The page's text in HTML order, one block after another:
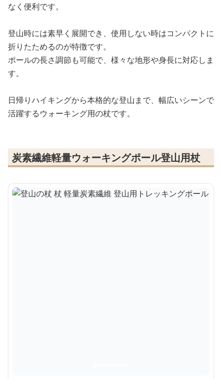
なく便利です。
登山時には素早く展開でき、使用しない時はコンパクトに
折りたためるのが特徴です。
ポールの長さ調節も可能で、様々な地形や身長に対応しま
す。
日帰りハイキングから本格的な登山まで、幅広いシーンで
活躍するウォーキング用の杖です。
炭素繊維軽量ウォーキングポール登山用杖